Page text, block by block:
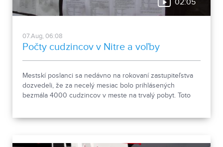
02:05
07.Aug, 06:08
Počty cudzincov v Nitre a voľby
Mestskí poslanci sa nedávno na rokovaní zastupiteľstva
dozvedeli, že za necelý mesiac bolo prihlásených
bezmála 4000 cudzincov v meste na trvalý pobyt. Toto